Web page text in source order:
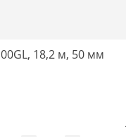
18,2 м, 50 мм